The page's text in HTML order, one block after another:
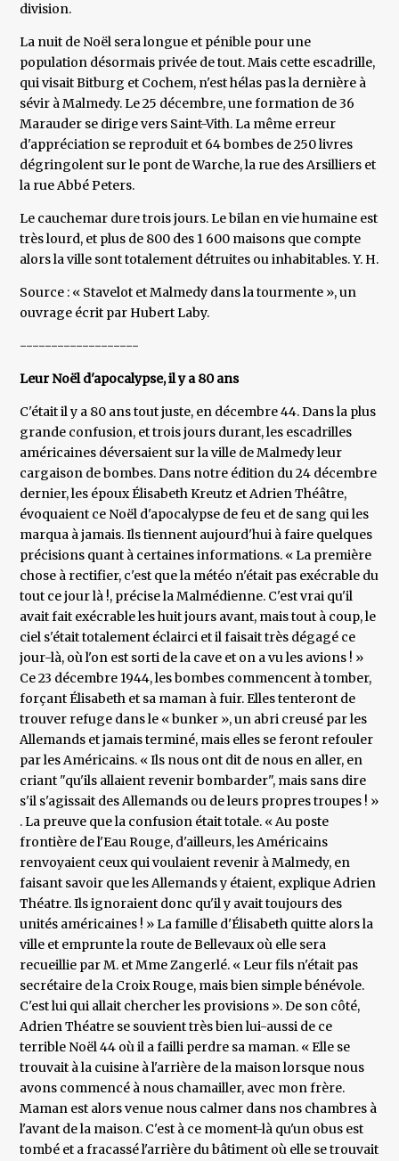
division.
La nuit de Noël sera longue et pénible pour une
population désormais privée de tout. Mais cette escadrille,
qui visait Bitburg et Cochem, n'est hélas pas la dernière à
sévir à Malmedy. Le 25 décembre, une formation de 36
Marauder se dirige vers Saint-Vith. La même erreur
d'appréciation se reproduit et 64 bombes de 250 livres
dégringolent sur le pont de Warche, la rue des Arsilliers et
la rue Abbé Peters.
Le cauchemar dure trois jours. Le bilan en vie humaine est
très lourd, et plus de 800 des 1 600 maisons que compte
alors la ville sont totalement détruites ou inhabitables. Y. H.
Source : « Stavelot et Malmedy dans la tourmente », un
ouvrage écrit par Hubert Laby.
-------------------
Leur Noël d'apocalypse, il y a 80 ans
C'était il y a 80 ans tout juste, en décembre 44. Dans la plus
grande confusion, et trois jours durant, les escadrilles
américaines déversaient sur la ville de Malmedy leur
cargaison de bombes. Dans notre édition du 24 décembre
dernier, les époux Élisabeth Kreutz et Adrien Théâtre,
évoquaient ce Noël d'apocalypse de feu et de sang qui les
marqua à jamais. Ils tiennent aujourd'hui à faire quelques
précisions quant à certaines informations. « La première
chose à rectifier, c'est que la météo n'était pas exécrable du
tout ce jour là !, précise la Malmédienne. C'est vrai qu'il
avait fait exécrable les huit jours avant, mais tout à coup, le
ciel s'était totalement éclairci et il faisait très dégagé ce
jour-là, où l'on est sorti de la cave et on a vu les avions ! »
Ce 23 décembre 1944, les bombes commencent à tomber,
forçant Élisabeth et sa maman à fuir. Elles tenteront de
trouver refuge dans le « bunker », un abri creusé par les
Allemands et jamais terminé, mais elles se feront refouler
par les Américains. « Ils nous ont dit de nous en aller, en
criant "qu'ils allaient revenir bombarder", mais sans dire
s'il s'agissait des Allemands ou de leurs propres troupes ! »
. La preuve que la confusion était totale. « Au poste
frontière de l'Eau Rouge, d'ailleurs, les Américains
renvoyaient ceux qui voulaient revenir à Malmedy, en
faisant savoir que les Allemands y étaient, explique Adrien
Théatre. Ils ignoraient donc qu'il y avait toujours des
unités américaines ! » La famille d'Élisabeth quitte alors la
ville et emprunte la route de Bellevaux où elle sera
recueillie par M. et Mme Zangerlé. « Leur fils n'était pas
secrétaire de la Croix Rouge, mais bien simple bénévole.
C'est lui qui allait chercher les provisions ». De son côté,
Adrien Théatre se souvient très bien lui-aussi de ce
terrible Noël 44 où il a failli perdre sa maman. « Elle se
trouvait à la cuisine à l'arrière de la maison lorsque nous
avons commencé à nous chamailler, avec mon frère.
Maman est alors venue nous calmer dans nos chambres à
l'avant de la maison. C'est à ce moment-là qu'un obus est
tombé et a fracassé l'arrière du bâtiment où elle se trouvait